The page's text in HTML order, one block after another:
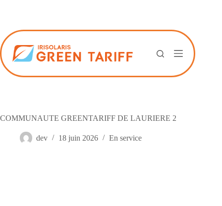
COMMUNAUTE GREENTARIFF DE LAURIERE 2
dev 18 juin 2026 En service